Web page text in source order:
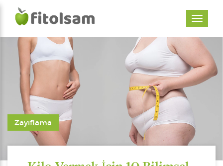
Zayıflama